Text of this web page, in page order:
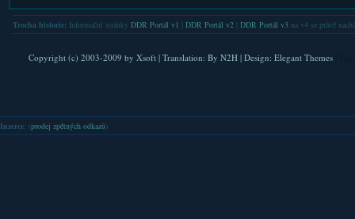
Trocha historie: Informační stránky DDR Portál v1 DDR Portál v2| DDR Portál v3na v4 se právě
Copyright (c) 2003-2009 by Xsoft| Translation: By N2H| Design: Elegant Themes
Inzerce: (prodej zpětných odkazů )